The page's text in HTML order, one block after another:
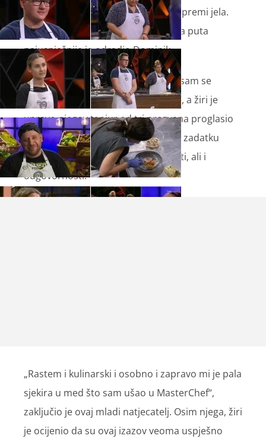
top 15 kandidata MasterChefa u pripremi jela.
Novi izazov gastro putovanja, ovoga puta
najuspješnije je odradio Dominik.
„Uspio sam, pokazao sam žiriju da sam se
iščupao iz prošlog ciklusa“, rekao je, a žiri je
upravo njegov tanjur od tri prozvana proglasio
najboljim.Zbog toga će u sljedećem zadatku
Dominik imati određene pogodnosti, ali i
odgovornosti.
„Rastem i kulinarski i osobno i zapravo mi je pala
sjekira u med što sam ušao u MasterChef“,
zaključio je ovaj mladi natjecatelj. Osim njega, žiri
je ocijenio da su ovaj izazov veoma uspješno